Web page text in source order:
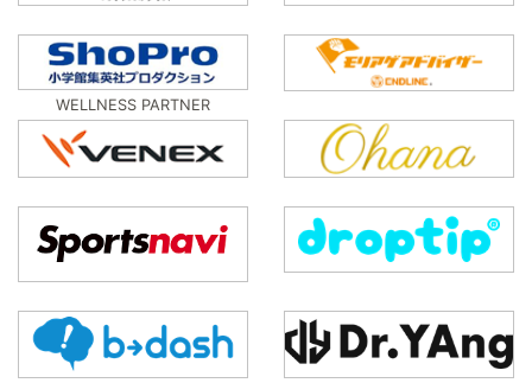
WELLNESS PARTNER